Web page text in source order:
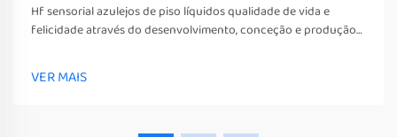
Hf sensorial azulejos de piso líquidos qualidade de vida e
felicidade através do desenvolvimento, conceção e produção
estimular os seus sentidos
VER MAIS